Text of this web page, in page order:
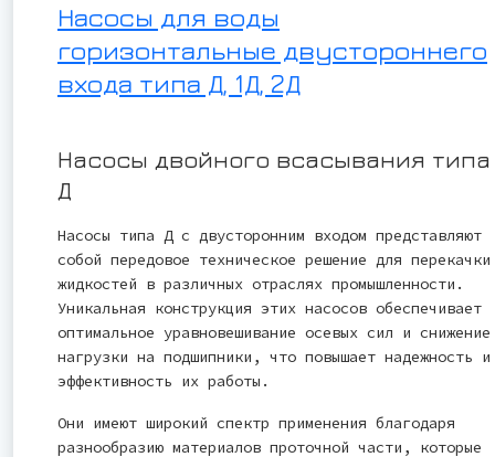
Насосы для воды
горизонтальные двустороннего
входа типа Д, 1Д, 2Д
Насосы двойного всасывания типа
Д
Насосы типа Д с двусторонним входом представляют
собой передовое техническое решение для перекачки
жидкостей в различных отраслях промышленности.
Уникальная конструкция этих насосов обеспечивает
оптимальное уравновешивание осевых сил и снижение
нагрузки на подшипники, что повышает надежность и
эффективность их работы.
Они имеют широкий спектр применения благодаря
разнообразию материалов проточной части, которые